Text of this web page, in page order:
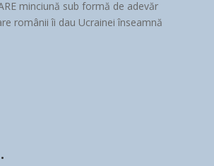
minciună sub formă de adevăr
românii îi dau Ucrainei înseamnă